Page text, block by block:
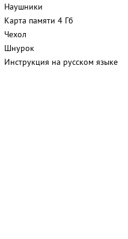
Наушники
Карта памяти 4 Гб
Чехол
Шнурок
Инструкция на русском языке